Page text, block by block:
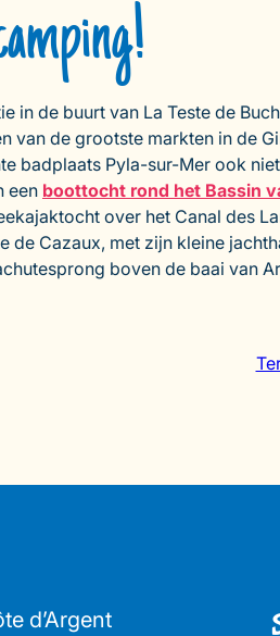
in de buurt van La Teste de
van de grootste markten in de
badplaats Pyla-sur-Mer ook
een boottocht rond het Bassin
over het Canal des
Cazaux, met zijn kleine
boven de baai van
d’Argent